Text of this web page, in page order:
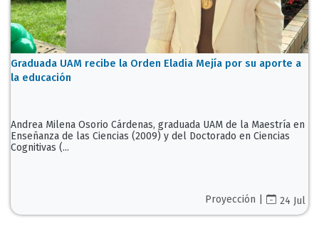
Graduada UAM recibe la Orden Eladia Mejía por su aporte a
la educación
Andrea Milena Osorio Cárdenas, graduada UAM de la Maestría en
Enseñanza de las Ciencias (2009) y del Doctorado en Ciencias
Cognitivas (...
Proyección | 24 Jul